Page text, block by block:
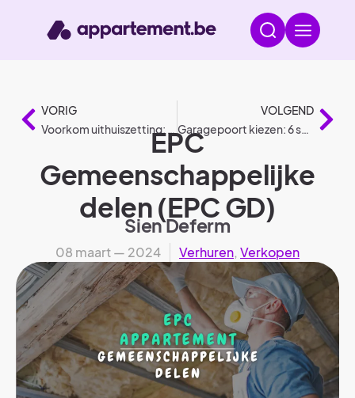
VORIG
Voorkom uithuiszetting: je rechten en opties
VOLGEND
Garagepoort kiezen: 6 stappen (keuzegids)
EPC
Gemeenschappelijke
delen (EPC GD)
Sien Deferm
08 maart — 2024 Verhuren, Verkopen